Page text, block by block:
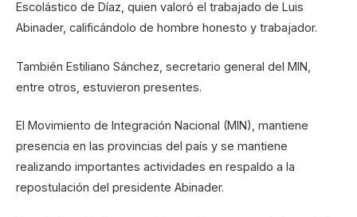
Escolástico de Díaz, quien valoró el trabajado de Luis
Abinader, calificándolo de hombre honesto y trabajador.
También Estiliano Sánchez, secretario general del MIN,
entre otros, estuvieron presentes.
El Movimiento de Integración Nacional (MIN), mantiene
presencia en las provincias del país y se mantiene
realizando importantes actividades en respaldo a la
repostulación del presidente Abinader.